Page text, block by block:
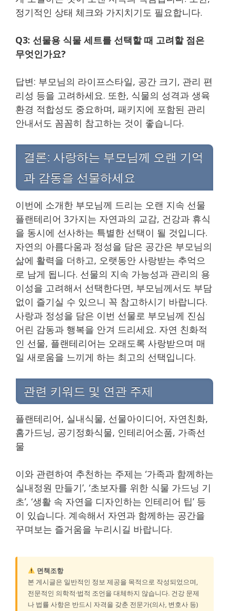
정기적인 상태 체크와 가지치기도 필요합니다.
Q3: 선물용 식물 세트를 선택할 때 고려할 점은
무엇인가요?
답변: 부모님의 라이프스타일, 공간 크기, 관리 편
리성 등을 고려하세요. 또한, 식물의 성격과 생육
환경 적합성도 중요하며, 패키지에 포함된 관리
안내서도 꼼꼼히 참고하는 것이 좋습니다.
결론: 사랑하는 부모님께 오랜 기억
과 감동을 선물하세요
이번에 소개한 부모님께 드리는 오랜 지속 선물
플랜테리어 3가지는 자연과의 교감, 건강과 휴식
을 동시에 선사하는 특별한 선택이 될 것입니다.
자연의 아름다움과 정성을 담은 공간은 부모님의
삶에 활력을 더하고, 오랫동안 사랑받는 추억으
로 남게 됩니다. 선물의 지속 가능성과 관리의 용
이성을 고려해서 선택한다면, 부모님께서도 부담
없이 즐기실 수 있으니 꼭 참고하시기 바랍니다.
사랑과 정성을 담은 이번 선물로 부모님께 진심
어린 감동과 행복을 안겨 드리세요. 자연 친화적
인 선물, 플랜테리어는 오래도록 사랑받으며 매
일 새로움을 느끼게 하는 최고의 선택입니다.
관련 키워드 및 연관 주제
플랜테리어, 실내식물, 선물아이디어, 자연친화,
홈가드닝, 공기정화식물, 인테리어소품, 가족선
물
이와 관련하여 추천하는 주제는 ‘가족과 함께하는
실내정원 만들기’, ‘초보자를 위한 식물 가드닝 기
초’, ‘생활 속 자연을 디자인하는 인테리어 팁’ 등
이 있습니다. 계속해서 자연과 함께하는 공간을
꾸며보는 즐거움을 누리시길 바랍니다.
면책조항
본 게시글은 일반적인 정보 제공을 목적으로 작성되었으며,
전문적인 의학적·법적 조언을 대체하지 않습니다. 건강 문제
나 법률 사항은 반드시 자격을 갖춘 전문가(의사, 변호사 등)